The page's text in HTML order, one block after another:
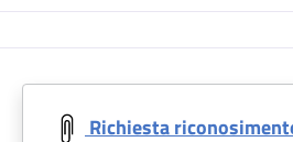
Richiesta